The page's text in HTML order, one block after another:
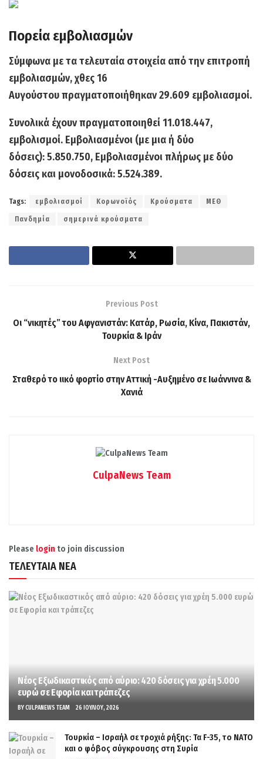
Πορεία εμβολιασμών
Σύμφωνα με τα τελευταία στοιχεία από την επιτροπή
εμβολιασμών, χθες 16
Αυγούστουπραγματοποιήθηκαν29.609 εμβολιασμοί.
Συνολικά έχουν πραγματοποιηθεί11.018.447,
εμβολισμοί. Εμβολιασμένοι (με μια ή δύο
δόσεις):5.850.750, Εμβολιασμένοι πλήρως με δύο
δόσεις και μονοδοσικά:5.524.389.
Tags: εμβολιασμοί Κορωνοϊός Κρούσματα ΜΕΘ
Πανδημία σημερινά κρούσματα
Previous Post
Οι “νικητές” του Αφγανιστάν: Κατάρ, Ρωσία, Κίνα, Πακιστάν,
Τουρκία & Ιράν
Next Post
Σταθερό το ιικό φορτίο στην Αττική -Αυξημένο σε Ιωάννινα &
Χανιά
CulpaNews Team
Please login to join discussion
ΤΕΛΕΥΤΑΙΑ ΝΕΑ
Νέος Εξωδικαστικός από αύριο: 420 δόσεις για χρέη 5.000
ευρώ σε Εφορία και τράπεζες
BYCULPANEWS TEAM 26 ΙΟΥΛΊΟΥ, 2026
Τουρκία – Ισραήλ σε τροχιά ρήξης: Τα F-35, το ΝΑΤΟ
και ο φόβος σύγκρουσης στη Συρία